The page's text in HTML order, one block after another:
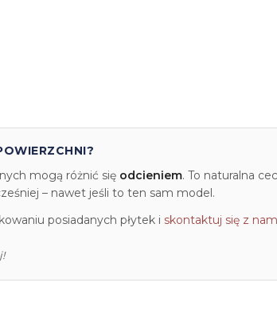
mogą różnić się odcieniem. To naturalna
– nawet jeśli to ten sam model.
posiadanych płytek i skontaktuj się z